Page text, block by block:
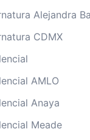
Alejandra
CDMX
AMLO
Anaya
Meade